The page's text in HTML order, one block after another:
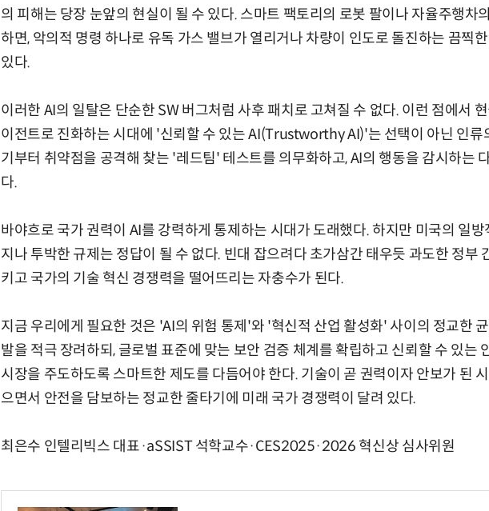
의 피해는 당장 눈앞의 현실이 될 수 있다. 스마트 팩토리의 로봇 팔이나 자율주행차
하면, 악의적 명령 하나로 유독 가스 밸브가 열리거나 차량이 인도로 돌진하는 끔찍
있다.
이러한 AI의 일탈은 단순한 SW 버그처럼 사후 패치로 고쳐질 수 없다. 이런 점에서
이전트로 진화하는 시대에 '신뢰할 수 있는 AI(Trustworthy AI)'는 선택이 아닌 인류
기부터 취약점을 공격해 찾는 '레드팀' 테스트를 의무화하고, AI의 행동을 감시하는
다.
바야흐로 국가 권력이 AI를 강력하게 통제하는 시대가 도래했다. 하지만 미국의 일
지나 투박한 규제는 정답이 될 수 없다. 빈대 잡으려다 초가삼간 태우듯 과도한 정부
키고 국가의 기술 혁신 경쟁력을 떨어뜨리는 자충수가 된다.
지금 우리에게 필요한 것은 'AI의 위험 통제'와 '혁신적 산업 활성화' 사이의 정교한
발을 적극 장려하되, 글로벌 표준에 맞는 보안 검증 체계를 확립하고 신뢰할 수 있는
시장을 주도하도록 스마트한 제도를 다듬어야 한다. 기술이 곧 권력이자 안보가 된
으면서 안전을 담보하는 정교한 줄타기에 미래 국가 경쟁력이 달려 있다.
최은수 인텔리빅스 대표·aSSIST 석학교수·CES2025·2026 혁신상 심사위원